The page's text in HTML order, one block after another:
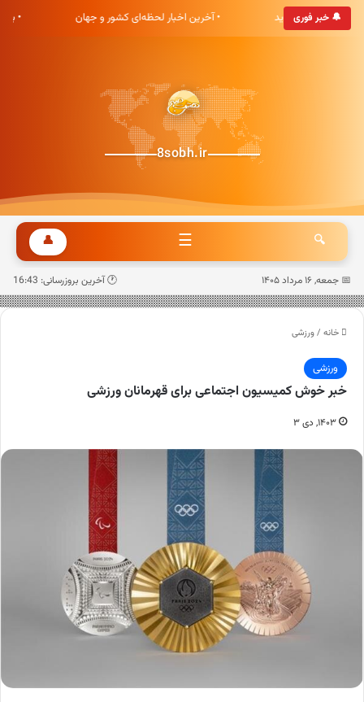
🔔 خبر فوری
هشت صبح خوش آمدید • آخرین اخبار لحظه‌ای کشور و جهان •
8sobh.ir
🔍
☰
👤
📅 جمعه, ۱۶ مرداد ۱۴۰۵ 🕐 آخرین بروزرسانی: 16:43
خانه /ورزشی
ورزشی
خبر خوش کمیسیون اجتماعی برای قهرمانان ورزشی
۱۴۰۳, دی ۳